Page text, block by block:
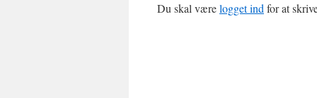
Du skal værelogget ind for at